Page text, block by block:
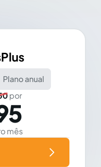
Plano anual
por
mês